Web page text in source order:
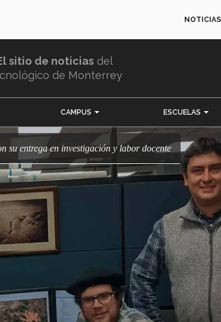
NOTICIAS
sitio de noticias del
de Monterrey
CAMPUS ESCUELAS
su entrega en investigación y labor docente